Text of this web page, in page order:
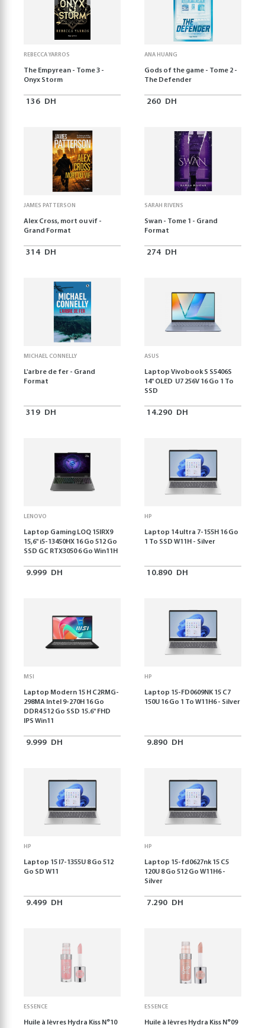
REBECCA YARROS
The Empyrean - Tome 3 -
Onyx Storm
136 DH
ANA HUANG
Gods of the game - Tome 2 -
The Defender
260 DH
JAMES PATTERSON
Alex Cross, mort ou vif -
Grand Format
314 DH
SARAH RIVENS
Swan - Tome 1 - Grand
Format
274 DH
MICHAEL CONNELLY
L'arbre de fer - Grand
Format
319 DH
ASUS
Laptop Vivobook S S5406S
14" OLED U7 256V 16 Go 1 To
SSD
14.290 DH
LENOVO
Laptop Gaming LOQ 15IRX9
15,6'' i5-13450HX 16 Go 512 Go
SSD GC RTX3050 6 Go Win11H
9.999 DH
HP
Laptop 14 ultra 7-155H 16 Go
1 To SSD W11H - Silver
10.890 DH
MSI
Laptop Modern 15 H C2RMG-
298MA Intel 9-270H 16 Go
DDR4 512 Go SSD 15.6" FHD
IPS Win11
9.999 DH
HP
Laptop 15-FD0609NK 15 C7
150U 16 Go 1 To W11H6 - Silver
9.890 DH
HP
Laptop 15 I7-1355U 8 Go 512
Go SD W11
9.499 DH
HP
Laptop 15-fd0627nk 15 C5
120U 8 Go 512 Go W11H6 -
Silver
7.290 DH
ESSENCE
Huile à lèvres Hydra Kiss N°10
ESSENCE
Huile à lèvres Hydra Kiss N°09